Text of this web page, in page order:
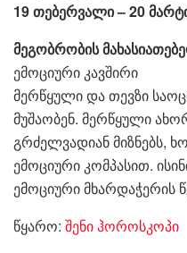
19 თებერვალი – 20
მეგობრობის
ემოციური კავშირი
მერწყული და თევზი
მუშაობენ. მერწყული
გრძელვადიან მიზნებს,
ემოციური კომპასით.
ემოციური მხარდაჭერის
წყარო: შენი ჰოროსკოპი